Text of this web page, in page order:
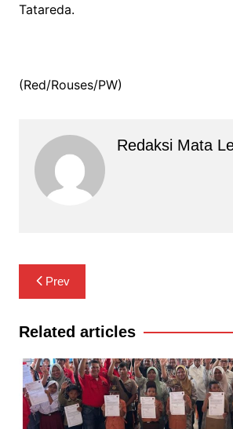
Tatareda.
(Red/Rouses/PW)
Redaksi Mata
Navigasi
pos
Prev
Related articles